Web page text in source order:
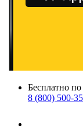
Бесплатно
8 (800) 500-